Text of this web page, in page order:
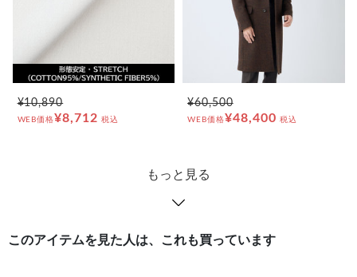
¥10,890
WEB価格¥8,712 税込
¥60,500
WEB価格¥48,400 税込
もっと見る
このアイテムを見た人は、これも買っています